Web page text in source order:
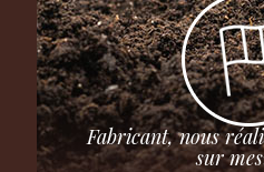
Fabricant, nous
sur